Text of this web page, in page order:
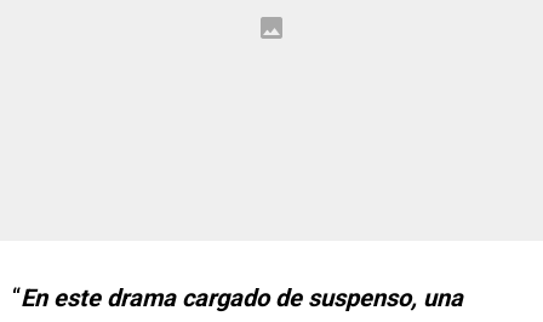
“En este drama cargado de suspenso, una